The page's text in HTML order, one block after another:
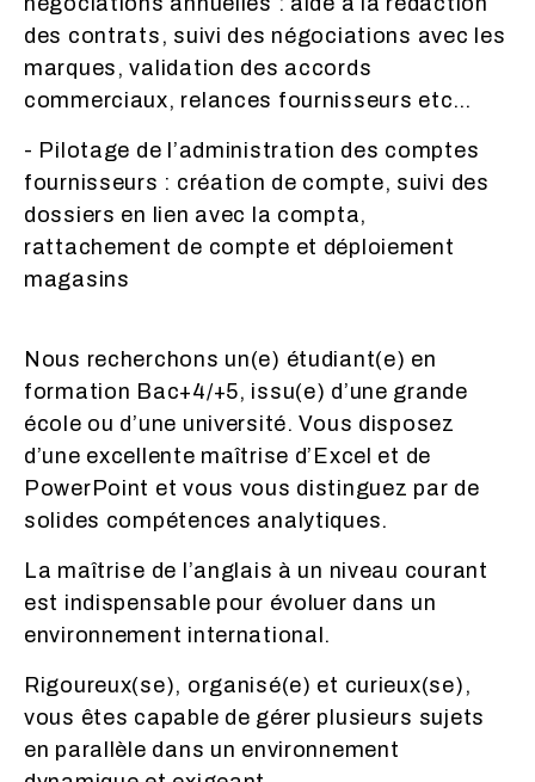
des contrats, suivi des négociations avec les
marques, validation des accords
commerciaux, relances fournisseurs etc…
- Pilotage de l’administration des comptes
fournisseurs : création de compte, suivi des
dossiers en lien avec la compta,
rattachement de compte et déploiement
magasins
Nous recherchons un(e) étudiant(e) en
formation Bac+4/+5, issu(e) d’une grande
école ou d’une université. Vous disposez
d’une excellente maîtrise d’Excel et de
PowerPoint et vous vous distinguez par de
solides compétences analytiques.
La maîtrise de l’anglais à un niveau courant
est indispensable pour évoluer dans un
environnement international.
Rigoureux(se), organisé(e) et curieux(se),
vous êtes capable de gérer plusieurs sujets
en parallèle dans un environnement